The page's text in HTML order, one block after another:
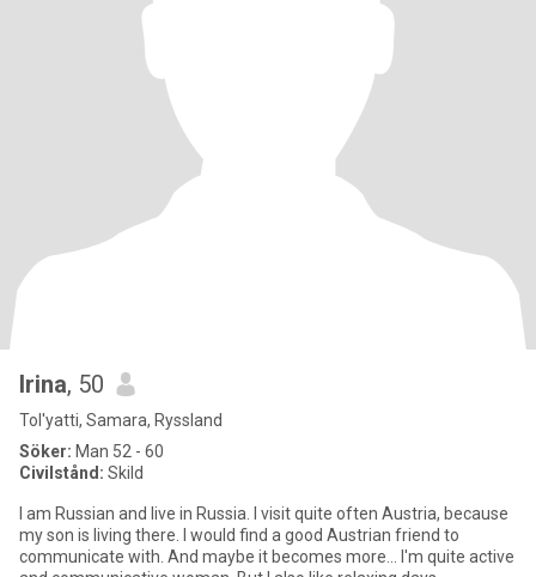
Irina, 50
Tol'yatti, Samara, Ryssland
Söker: Man 52 - 60
Civilstånd: Skild
I am Russian and live in Russia. I visit quite often Austria, because
my son is living there. I would find a good Austrian friend to
communicate with. And maybe it becomes more… I'm quite active